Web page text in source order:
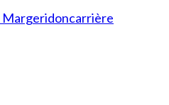
Margeridoncarrière